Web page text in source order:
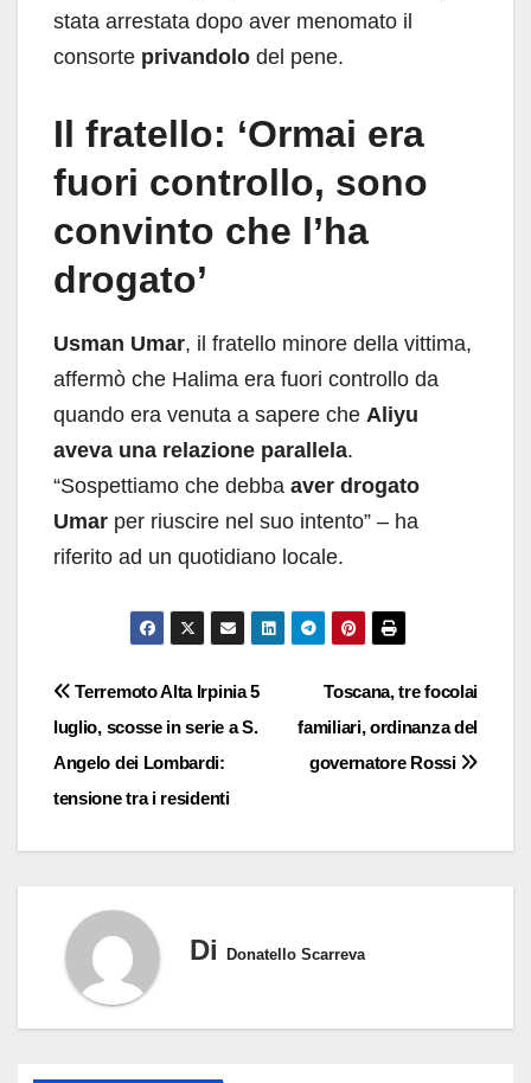
stata arrestata dopo aver menomato il
consorte privandolo del pene.
Il fratello: ‘Ormai era
fuori controllo, sono
convinto che l’ha
drogato’
Usman Umar, il fratello minore della vittima,
affermò che Halima era fuori controllo da
quando era venuta a sapere che Aliyu
aveva una relazione parallela.
“Sospettiamo che debba aver drogato
Umar per riuscire nel suo intento” – ha
riferito ad un quotidiano locale.
Navigazione
articoli
Toscana, tre focolai
familiari, ordinanza del
governatore Rossi
Terremoto Alta Irpinia 5
luglio, scosse in serie a S.
Angelo dei Lombardi:
tensione tra i residenti
Di Donatello Scarreva